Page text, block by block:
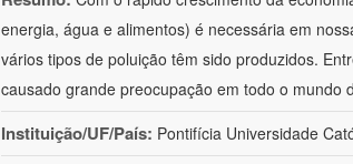
energia, água e alimentos) é necessária em
vários tipos de poluição têm sido produzidos.
causado grande preocupação em todo o mundo
Instituição/UF/País: Pontifícia Universidade